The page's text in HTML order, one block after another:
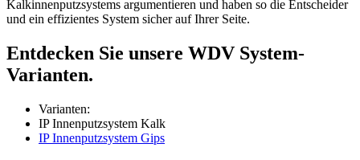
Kalkinnenputzsystems argumentieren und haben so die Entscheider
und ein effizientes System sicher auf Ihrer Seite.
Entdecken Sie unsere WDV System-
Varianten.
Varianten:
IP Innenputzsystem Kalk
IP Innenputzsystem Gips